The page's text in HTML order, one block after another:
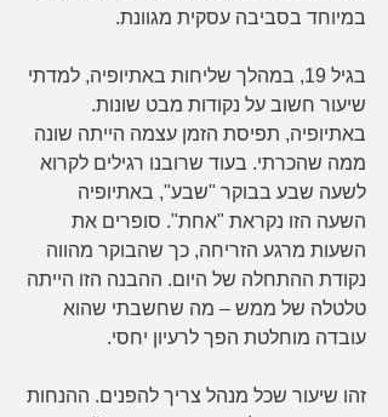
במיוחד בסביבה עסקית מגוונת.
בגיל 19, במהלך שליחות באתיופיה, למדתי
שיעור חשוב על נקודות מבט שונות.
באתיופיה, תפיסת הזמן עצמה הייתה שונה
ממה שהכרתי. בעוד שרובנו רגילים לקרוא
לשעה שבע בבוקר "שבע", באתיופיה
השעה הזו נקראת "אחת". סופרים את
השעות מרגע הזריחה, כך שהבוקר מהווה
נקודת ההתחלה של היום. ההבנה הזו הייתה
טלטלה של ממש – מה שחשבתי שהוא
עובדה מוחלטת הפך לרעיון יחסי.
זהו שיעור שכל מנהל צריך להפנים. ההנחות